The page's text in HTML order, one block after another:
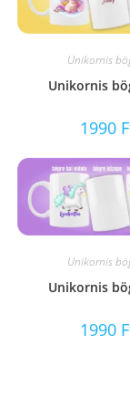
Unikornis
Unikornis
1990
Unikornis
Unikornis
1990